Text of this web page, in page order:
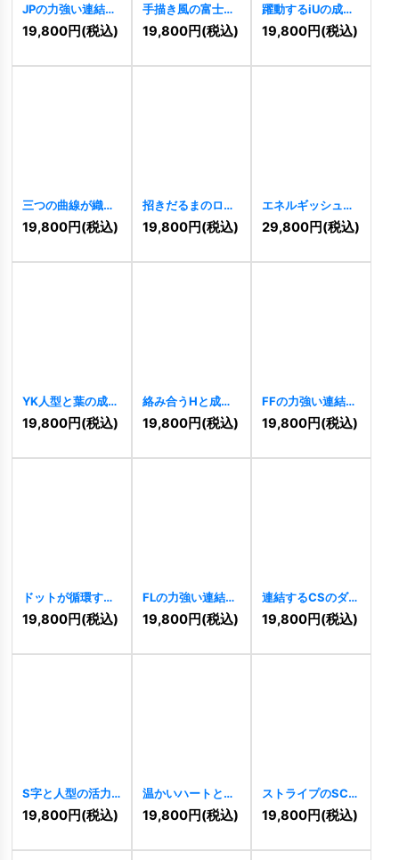
JPの力強い連結ロ
ゴ 10287]
19,800円(税込)
手描き風の富士
山、太陽と鳥の風
景ロゴ [10290]
19,800円(税込)
躍動するiUの成長
ロゴ[10201]
19,800円(税込)
三つの曲線が織り
なすダイナミック
な成長ロゴ
19,800円(税込)
招きだるまのロゴ
[10245]
19,800円(税込)
エネルギッシュな
Oロゴ[10244]
29,800円(税込)
YK人型と葉の成長
ロゴ[10241]
19,800円(税込)
絡み合うHと成長
のロゴ [10240]
19,800円(税込)
FFの力強い連結ロ
ゴ 10238]
19,800円(税込)
ドットが循環する
S字のオーガニッ
クロゴ [ 10236]
19,800円(税込)
FLの力強い連結ス
ピードロゴ
10228 ]
19,800円(税込)
連結するCSのダイ
ナーミックロゴ
10226]
19,800円(税込)
S字と人型の活力
ロゴ[10222]
19,800円(税込)
温かいハートと成
長のロゴ [10207 ]
19,800円(税込)
ストライプのSC連
結ロゴ[10203]
19,800円(税込)